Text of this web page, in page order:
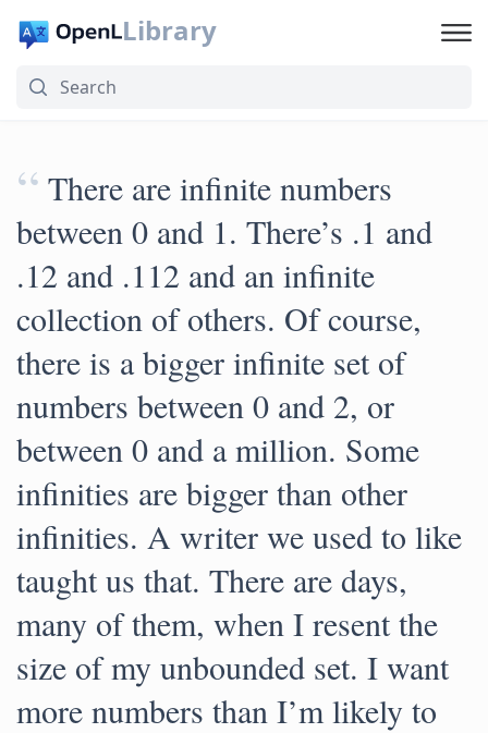
Library
“ There are infinite numbers
between 0 and 1. There’s .1 and
.12 and .112 and an infinite
collection of others. Of course,
there is a bigger infinite set of
numbers between 0 and 2, or
between 0 and a million. Some
infinities are bigger than other
infinities. A writer we used to like
taught us that. There are days,
many of them, when I resent the
size of my unbounded set. I want
more numbers than I’m likely to